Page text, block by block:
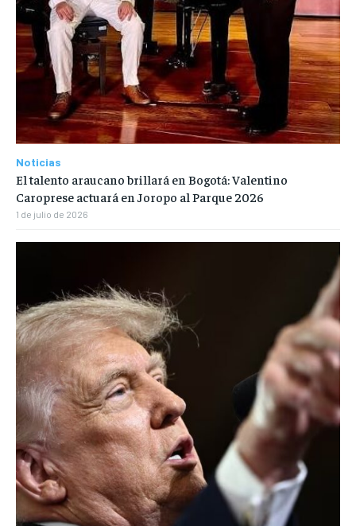
Noticias
El talento araucano brillará en Bogotá: Valentino
Caroprese actuará en Joropo al Parque 2026
1 de julio de 2026